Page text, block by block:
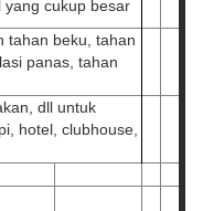
yang cukup besar
tahan beku, tahan
panas, tahan
dll untuk
hotel, clubhouse,